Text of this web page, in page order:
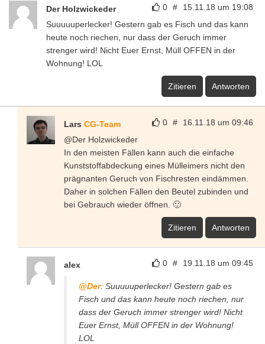
0 # 15.11.18 um 19:08
Der Holzwickeder
Suuuuuperlecker! Gestern gab es Fisch und das kann
heute noch riechen, nur dass der Geruch immer
strenger wird! Nicht Euer Ernst, Müll OFFEN in der
Wohnung! LOL
Zitieren Antworten
0 # 16.11.18 um 09:46
Lars CG-Team
@Der Holzwickeder
In den meisten Fällen kann auch die einfache
Kunststoffabdeckung eines Mülleimers nicht den
prägnanten Geruch von Fischresten eindämmen.
Daher in solchen Fällen den Beutel zubinden und
bei Gebrauch wieder öffnen. 🙂
Zitieren Antworten
0 # 19.11.18 um 09:45
alex
@Der: Suuuuuperlecker! Gestern gab es
Fisch und das kann heute noch riechen, nur
dass der Geruch immer strenger wird! Nicht
Euer Ernst, Müll OFFEN in der Wohnung!
LOL